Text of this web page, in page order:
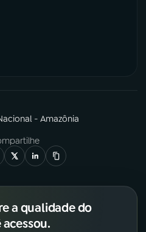
- Amazônia
a qualidade do